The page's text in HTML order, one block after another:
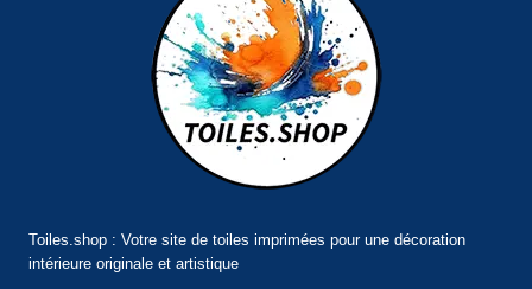
Toiles.shop : Votre site de toiles imprimées pour une décoration
intérieure originale et artistique